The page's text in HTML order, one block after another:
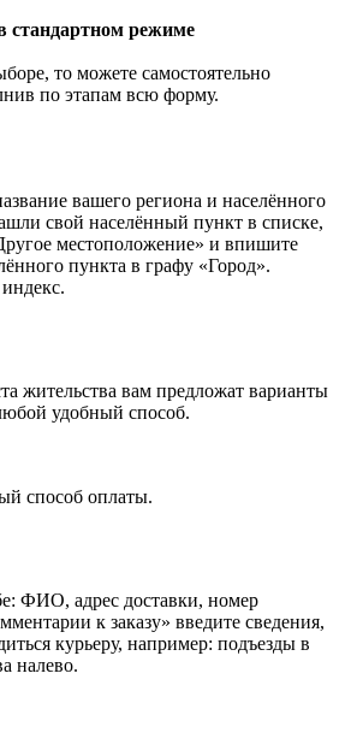
стандартном режиме
то можете самостоятельно
по этапам всю форму.
вашего региона и населённого
свой населённый пункт в списке,
местоположение» и впишите
пункта в графу «Город».
жительства вам предложат варианты
удобный способ.
способ оплаты.
ФИО, адрес доставки, номер
к заказу» введите сведения,
курьеру, например: подъезды в
налево.